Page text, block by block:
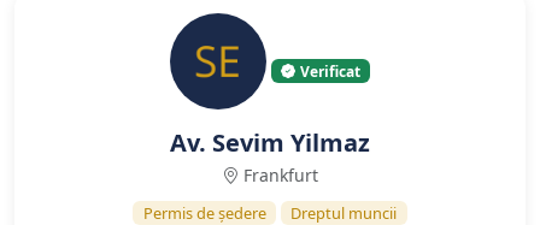
Verificat
Av. Sevim Yilmaz
Frankfurt
Permis de ședere Dreptul muncii